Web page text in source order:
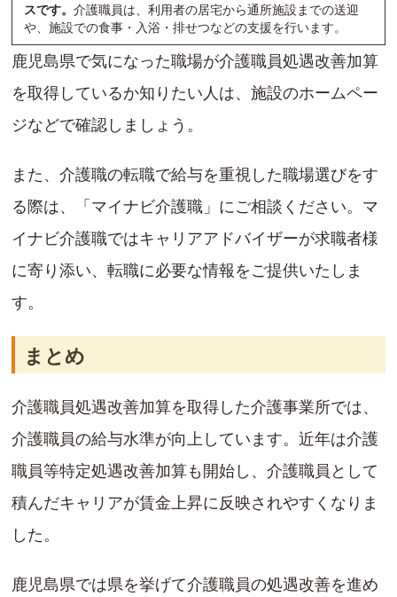
スです。 介護職員は、利用者の居宅から通所施設までの送迎
や、施設での食事・入浴・排せつなどの支援を行います。
鹿児島県で気になった職場が介護職員処遇改善加算
を取得しているか知りたい人は、施設のホームペー
ジなどで確認しましょう。
また、介護職の転職で給与を重視した職場選びをす
る際は、「マイナビ介護職」にご相談ください。マ
イナビ介護職ではキャリアアドバイザーが求職者様
に寄り添い、転職に必要な情報をご提供いたしま
す。
まとめ
介護職員処遇改善加算を取得した介護事業所では、
介護職員の給与水準が向上しています。近年は介護
職員等特定処遇改善加算も開始し、介護職員として
積んだキャリアが賃金上昇に反映されやすくなりま
した。
鹿児島県では県を挙げて介護職員の処遇改善を進め